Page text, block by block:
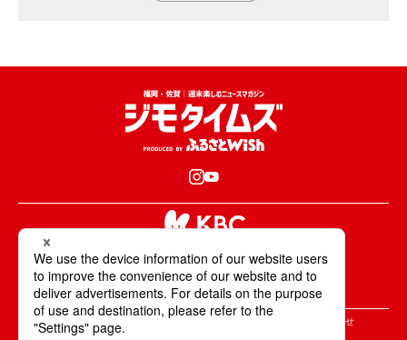
KBCが取材・撮影した情報・映像は国内外の
テレビ・ラジオ・インターネットなどで放送・配信します。
All Rights Reserved. Copyright © KBC Co.,Ltd.
＞お問合せ
＞個人情報の取り扱いについて